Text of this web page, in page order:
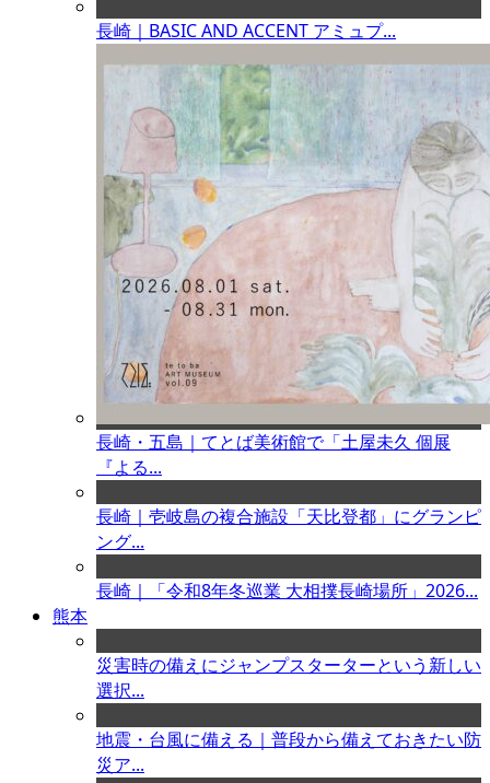
長崎｜BASIC AND ACCENT アミュプ...
長崎・五島｜てとば美術館で「土屋未久 個展
『よる...
長崎｜壱岐島の複合施設「天比登都」にグランピ
ング...
長崎｜「令和8年冬巡業 大相撲長崎場所」2026...
熊本
災害時の備えにジャンプスターターという新しい
選択...
地震・台風に備える｜普段から備えておきたい防
災ア...